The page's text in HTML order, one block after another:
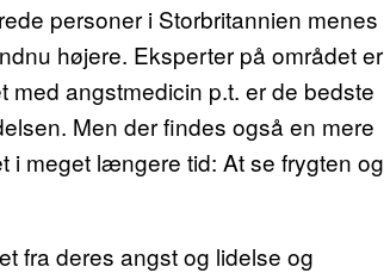
personer i Storbritannien menes
højere. Eksperter på området er
angstmedicin p.t. er de bedste
Men der findes også en mere
i meget længere tid: At se frygten og
fra deres angst og lidelse og